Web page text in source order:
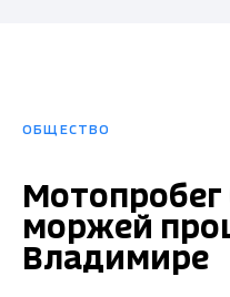
ОБЩЕСТВО
моржей
Владимире